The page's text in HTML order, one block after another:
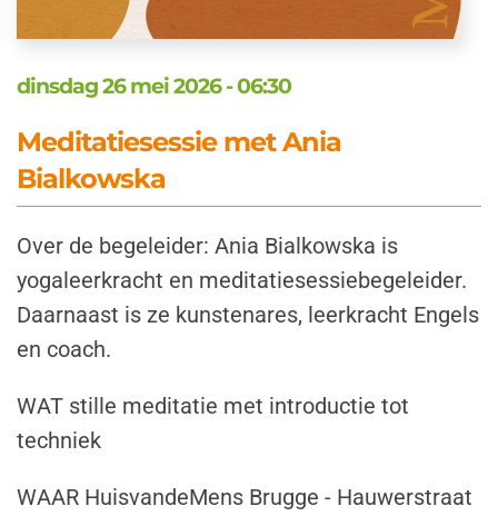
dinsdag 26 mei 2026 - 06:30
Meditatiesessie met Ania
Bialkowska
Over de begeleider: Ania Bialkowska is
yogaleerkracht en meditatiesessiebegeleider.
Daarnaast is ze kunstenares, leerkracht Engels
en coach.
WAT stille meditatie met introductie tot
techniek
WAAR HuisvandeMens Brugge - Hauwerstraat